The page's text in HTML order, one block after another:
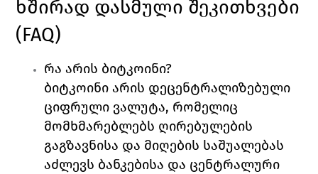
ხშირად დასმული შეკითხვები
(FAQ)
რა არის ბიტკოინი?
ბიტკოინი არის დეცენტრალიზებული
ციფრული ვალუტა, რომელიც
მომხმარებლებს ღირებულების
გაგზავნისა და მიღების საშუალებას
აძლევს ბანკებისა და ცენტრალური